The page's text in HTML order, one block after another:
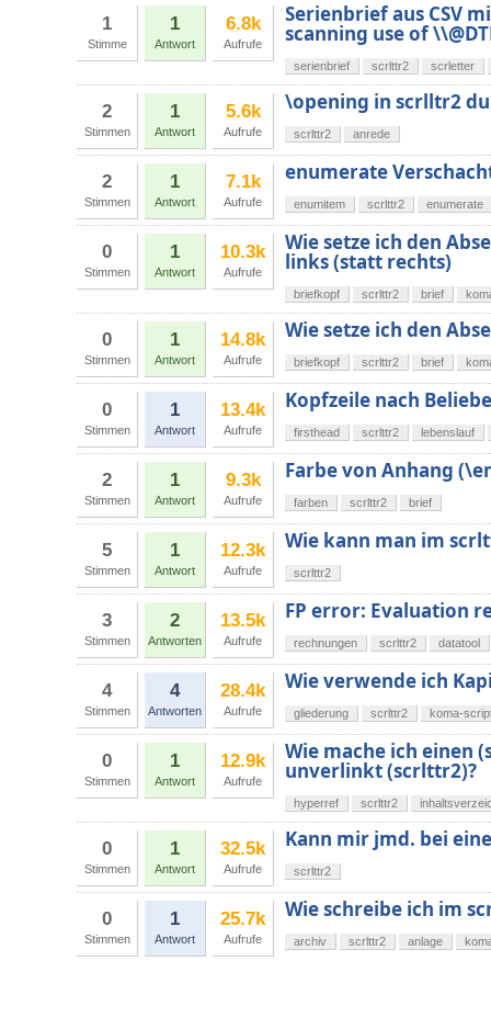
1
Stimme
1
Antwort
6.8k
Aufrufe
Serienbrief aus CSV
scanning use of
serienbrief scrlttr2 scrletter
2
Stimmen
1
Antwort
5.6k
Aufrufe
\opening in scrlltr2
scrlttr2 anrede
2
Stimmen
1
Antwort
7.1k
Aufrufe
enumerate
enumitem scrlttr2 enumerate
0
Stimmen
1
Antwort
10.3k
Aufrufe
Wie setze ich den
links (statt rechts)
briefkopf scrlttr2 brief
0
Stimmen
1
Antwort
14.8k
Aufrufe
Wie setze ich den
briefkopf scrlttr2 brief
0
Stimmen
1
Antwort
13.4k
Aufrufe
Kopfzeile nach
firsthead scrlttr2 lebenslauf
2
Stimmen
1
Antwort
9.3k
Aufrufe
Farbe von Anhang
farben scrlttr2 brief
5
Stimmen
1
Antwort
12.3k
Aufrufe
Wie kann man im
scrlttr2
3
Stimmen
2
Antworten
13.5k
Aufrufe
FP error: Evaluation
rechnungen scrlttr2 datatool
4
Stimmen
4
Antworten
28.4k
Aufrufe
Wie verwende ich
gliederung scrlttr2 koma-
0
Stimmen
1
Antwort
12.9k
Aufrufe
Wie mache ich einen
unverlinkt (scrlttr2)?
hyperref scrlttr2
0
Stimmen
1
Antwort
32.5k
Aufrufe
Kann mir jmd. bei
scrlttr2
0
Stimmen
1
Antwort
25.7k
Aufrufe
Wie schreibe ich im
archiv scrlttr2 anlage